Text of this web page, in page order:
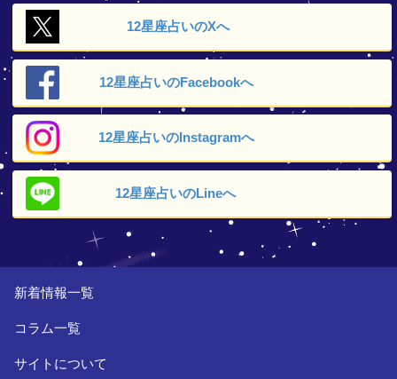
12星座占いのXへ
12星座占いのFacebookへ
12星座占いのInstagramへ
12星座占いのLineへ
新着情報一覧
コラム一覧
サイトについて